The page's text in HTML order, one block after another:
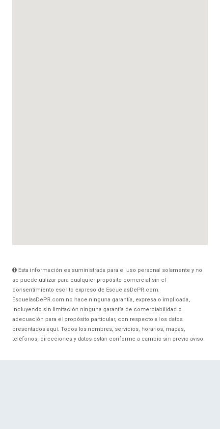
Esta información es suministrada para el uso personal solamente y no
se puede utilizar para cualquier propósito comercial sin el
consentimiento escrito expreso de EscuelasDePR.com.
EscuelasDePR.com no hace ninguna garantía, expresa o implicada,
incluyendo sin limitación ninguna garantía de comerciabilidad o
adecuación para el propósito particular, con respecto a los datos
presentados aquí. Todos los nombres, servicios, horarios, mapas,
teléfonos, direcciones y datos están conforme a cambio sin previo aviso.